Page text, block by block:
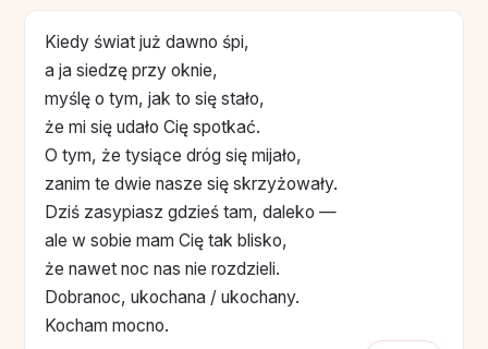
Kiedy świat już dawno śpi,
a ja siedzę przy oknie,
myślę o tym, jak to się stało,
że mi się udało Cię spotkać.
O tym, że tysiące dróg się mijało,
zanim te dwie nasze się skrzyżowały.
Dziś zasypiasz gdzieś tam, daleko —
ale w sobie mam Cię tak blisko,
że nawet noc nas nie rozdzieli.
Dobranoc, ukochana / ukochany.
Kocham mocno.